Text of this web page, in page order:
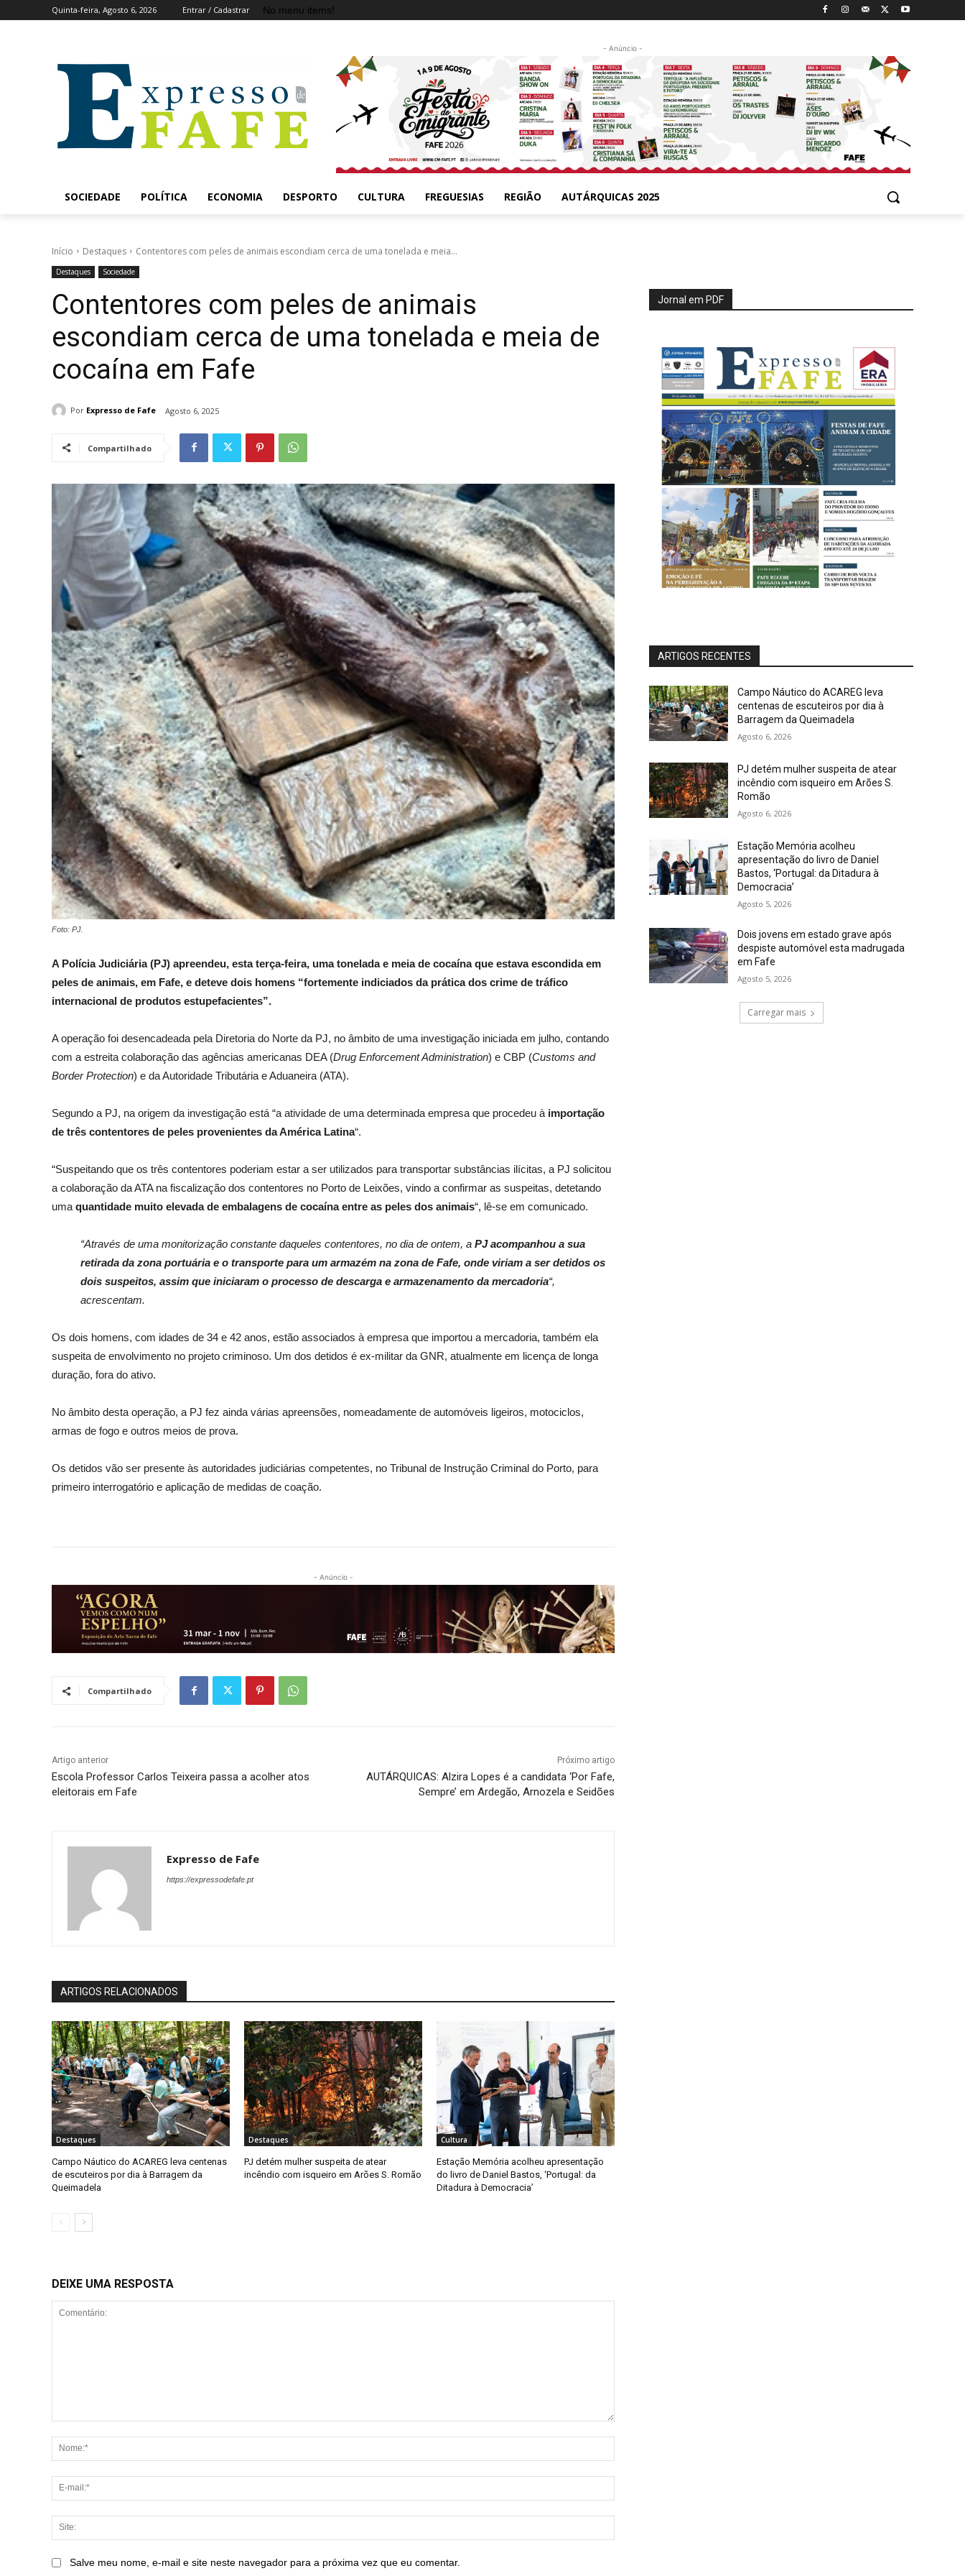
Quinta-feira, Agosto 6, 2026 Entrar / Cadastrar No menu items!
- Anúncio -
SOCIEDADE POLÍTICA ECONOMIA DESPORTO CULTURA FREGUESIAS REGIÃO AUTÁRQUICAS 2025
Início Destaques Contentores com peles de animais escondiam cerca de uma tonelada e meia...
Destaques Sociedade
Contentores com peles de animais
escondiam cerca de uma tonelada e meia de
cocaína em Fafe
Por Expresso de Fafe Agosto 6, 2025
Compartilhado
Foto: PJ.
A Polícia Judiciária (PJ) apreendeu, esta terça-feira, uma tonelada e meia de cocaína que estava escondida em
peles de animais, em Fafe, e deteve dois homens “fortemente indiciados da prática dos crime de tráfico
internacional de produtos estupefacientes”.
A operação foi desencadeada pela Diretoria do Norte da PJ, no âmbito de uma investigação iniciada em julho, contando
com a estreita colaboração das agências americanas DEA (Drug Enforcement Administration) e CBP (Customs and
Border Protection) e da Autoridade Tributária e Aduaneira (ATA).
Segundo a PJ, na origem da investigação está “a atividade de uma determinada empresa que procedeu à importação
de três contentores de peles provenientes da América Latina“.
“Suspeitando que os três contentores poderiam estar a ser utilizados para transportar substâncias ilícitas, a PJ solicitou
a colaboração da ATA na fiscalização dos contentores no Porto de Leixões, vindo a confirmar as suspeitas, detetando
uma quantidade muito elevada de embalagens de cocaína entre as peles dos animais“, lê-se em comunicado.
“Através de uma monitorização constante daqueles contentores, no dia de ontem, a PJ acompanhou a sua
retirada da zona portuária e o transporte para um armazém na zona de Fafe, onde viriam a ser detidos os
dois suspeitos, assim que iniciaram o processo de descarga e armazenamento da mercadoria“,
acrescentam.
Os dois homens, com idades de 34 e 42 anos, estão associados à empresa que importou a mercadoria, também ela
suspeita de envolvimento no projeto criminoso. Um dos detidos é ex-militar da GNR, atualmente em licença de longa
duração, fora do ativo.
No âmbito desta operação, a PJ fez ainda várias apreensões, nomeadamente de automóveis ligeiros, motociclos,
armas de fogo e outros meios de prova.
Os detidos vão ser presente às autoridades judiciárias competentes, no Tribunal de Instrução Criminal do Porto, para
primeiro interrogatório e aplicação de medidas de coação.
- Anúncio -
Compartilhado
Artigo anterior
Escola Professor Carlos Teixeira passa a acolher atos
eleitorais em Fafe
Próximo artigo
AUTÁRQUICAS: Alzira Lopes é a candidata ‘Por Fafe,
Sempre’ em Ardegão, Arnozela e Seidões
Expresso de Fafe
https://expressodefafe.pt
ARTIGOS RELACIONADOS
Destaques
Campo Náutico do ACAREG leva centenas
de escuteiros por dia à Barragem da
Queimadela
Destaques
PJ detém mulher suspeita de atear
incêndio com isqueiro em Arões S. Romão
Cultura
Estação Memória acolheu apresentação
do livro de Daniel Bastos, ‘Portugal: da
Ditadura à Democracia’
DEIXE UMA RESPOSTA
Salve meu nome, e-mail e site neste navegador para a próxima vez que eu comentar.
Jornal em PDF
ARTIGOS RECENTES
Campo Náutico do ACAREG leva
centenas de escuteiros por dia à
Barragem da Queimadela
Agosto 6, 2026
PJ detém mulher suspeita de atear
incêndio com isqueiro em Arões S.
Romão
Agosto 6, 2026
Estação Memória acolheu
apresentação do livro de Daniel
Bastos, ‘Portugal: da Ditadura à
Democracia’
Agosto 5, 2026
Dois jovens em estado grave após
despiste automóvel esta madrugada
em Fafe
Agosto 5, 2026
Carregar mais